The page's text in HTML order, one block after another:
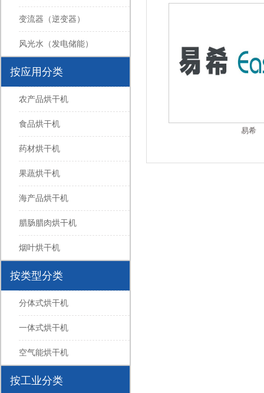
变流器（逆变器）
风光水（发电储能）
按应用分类
农产品烘干机
食品烘干机
药材烘干机
果蔬烘干机
海产品烘干机
腊肠腊肉烘干机
烟叶烘干机
按类型分类
分体式烘干机
一体式烘干机
空气能烘干机
按工业分类
易希